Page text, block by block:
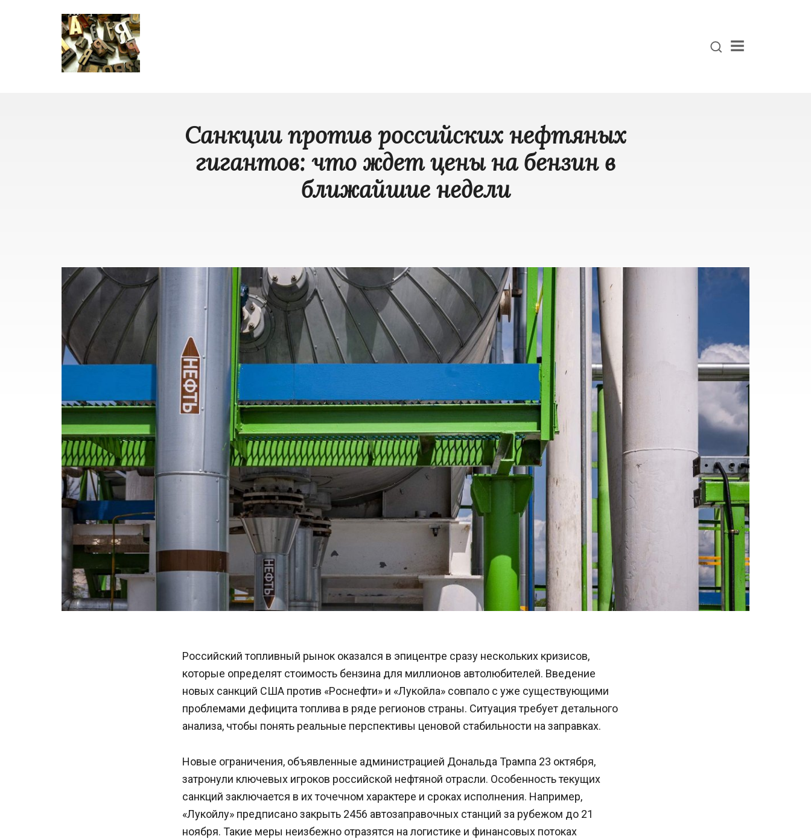
Санкции против российских нефтяных
гигантов: что ждет цены на бензин в
ближайшие недели
Российский топливный рынок оказался в эпицентре сразу нескольких кризисов,
которые определят стоимость бензина для миллионов автолюбителей. Введение
новых санкций США против «Роснефти» и «Лукойла» совпало с уже существующими
проблемами дефицита топлива в ряде регионов страны. Ситуация требует детального
анализа, чтобы понять реальные перспективы ценовой стабильности на заправках.
Новые ограничения, объявленные администрацией Дональда Трампа 23 октября,
затронули ключевых игроков российской нефтяной отрасли. Особенность текущих
санкций заключается в их точечном характере и сроках исполнения. Например,
«Лукойлу» предписано закрыть 2456 автозаправочных станций за рубежом до 21
ноября. Такие меры неизбежно отразятся на логистике и финансовых потоках